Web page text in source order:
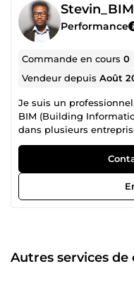
Stevin_BIM
Performance
Commande en cours0
Vendeur depuisAoût
Je suis un
BIM (Building
dans plusieurs
expertise en
tant que technicien
possède plus de 3 ans
des informations du
dans les projets est
Autres services de